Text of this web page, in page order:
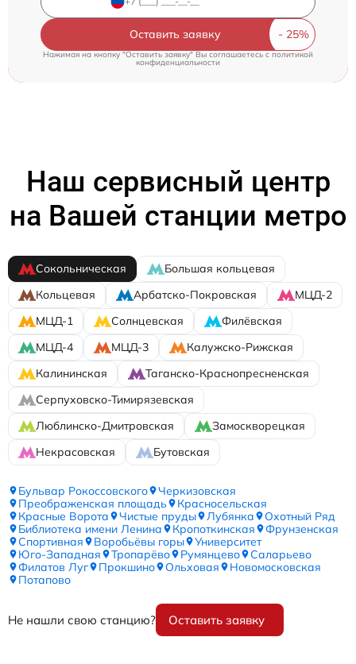
Оставить заявку
Нажимая на кнопку "Оставить заявку" Вы соглашаетесь cполитикой
конфиденциальности
Наш сервисный центр
на Вашей станции метро
Сокольническая
Большая кольцевая
Кольцевая
Арбатско-Покровская
МЦД-2
МЦД-1
Солнцевская
Филёвская
МЦД-4
МЦД-3
Калужско-Рижская
Калининская
Таганско-Краснопресненская
Серпуховско-Тимирязевская
Люблинско-Дмитровская
Замоскворецкая
Некрасовская
Бутовская
Бульвар Рокоссовского
Черкизовская
Преображенская площадь
Красносельская
Красные Ворота
Чистые пруды Лубянка
Охотный Ряд
Библиотека имени Ленина
Кропоткинская
Фрунзенская
Спортивная
Воробьёвы горы
Университет
Юго-Западная
Тропарёво Румянцево
Саларьево
Филатов Луг
Прокшино Ольховая
Новомосковская
Потапово
Не нашли свою станцию? Оставить заявку